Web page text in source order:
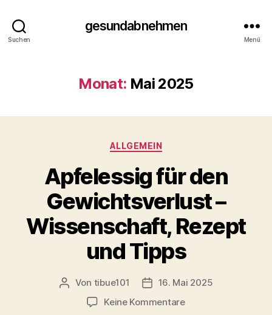
Suchen
gesundabnehmen
Menü
Monat: Mai 2025
Kategorien
ALLGEMEIN
Apfelessig für den
Gewichtsverlust –
Wissenschaft, Rezept
und Tipps
Beitragsautor
Von tibue101 Veröffentlichungsdatum
16. Mai 2025
Keine Kommentarezu